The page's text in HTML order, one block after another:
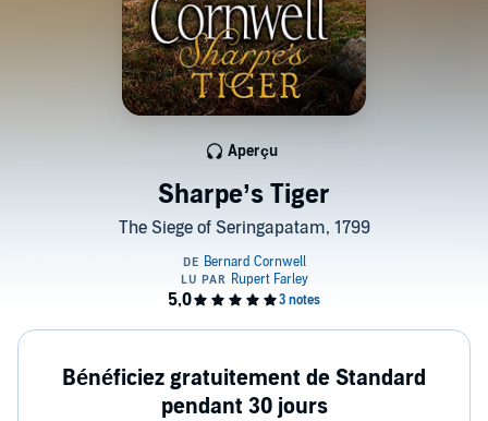
Sharpe’s Tiger
The Siege of Seringapatam, 1799
Aperçu
Bénéficiez gratuitement de Standard
pendant 30 jours